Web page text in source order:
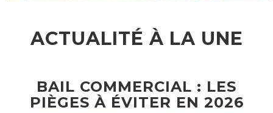
ACTUALITÉ À LA UNE
BAIL COMMERCIAL : LES
PIÈGES À ÉVITER EN 2026